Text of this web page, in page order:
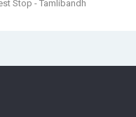
Stop - Tamlibandh